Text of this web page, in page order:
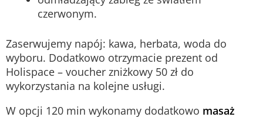
czerwonym.
Zaserwujemy napój: kawa, herbata, woda do
wyboru. Dodatkowo otrzymacie prezent od
Holispace – voucher zniżkowy 50 zł do
wykorzystania na kolejne usługi.
W opcji 120 min wykonamy dodatkowo masaż